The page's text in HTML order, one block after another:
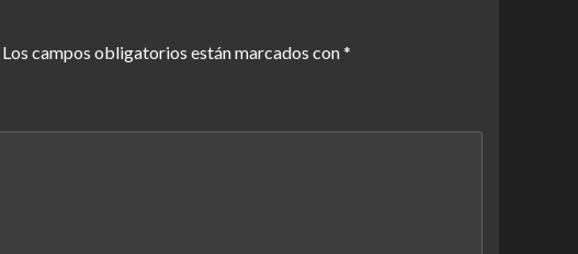
Los campos obligatorios están marcados con*